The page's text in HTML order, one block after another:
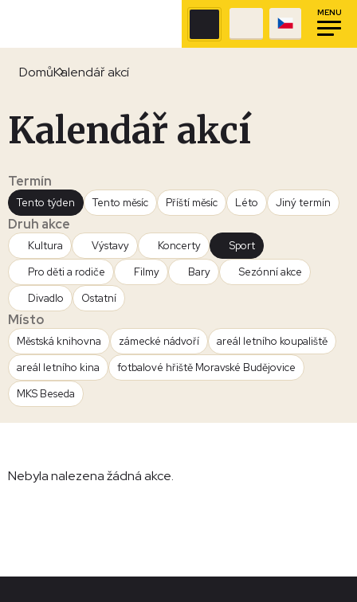
MENU
DomůKalendář akcí
Kalendář akcí
Termín
Tento týden Tento měsíc Příští měsíc Léto Jiný termín
Druh akce
Kultura Výstavy Koncerty
Sport
Pro děti a rodiče
Filmy Bary
Sezónní akce
Divadlo
Ostatní
Místo
Městská knihovna zámecké nádvoří
areál letního koupaliště
areál letního kina
fotbalové hřiště Moravské Budějovice
MKS Beseda
Nebyla nalezena žádná akce.